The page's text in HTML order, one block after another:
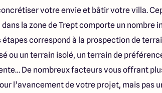
votre envie et bâtir votre villa.
la zone de Trept comporte un nombre
correspond à la prospection de
ou un terrain isolé, un terrain de
De nombreux facteurs vous offrant
l’avancement de votre projet, mais pas